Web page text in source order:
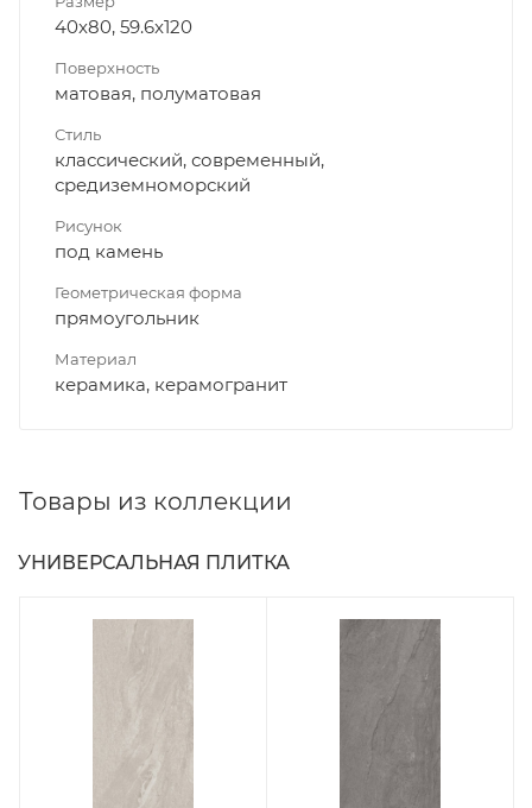
40x80, 59.6x120
Поверхность
матовая, полуматовая
Стиль
классический, современный,
средиземноморский
Рисунок
под камень
Геометрическая форма
прямоугольник
Материал
керамика, керамогранит
Товары из коллекции
УНИВЕРСАЛЬНАЯ ПЛИТКА